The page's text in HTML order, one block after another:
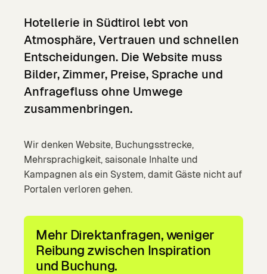
Hotellerie in Südtirol lebt von
Atmosphäre, Vertrauen und schnellen
Entscheidungen. Die Website muss
Bilder, Zimmer, Preise, Sprache und
Anfragefluss ohne Umwege
zusammenbringen.
Wir denken Website, Buchungsstrecke,
Mehrsprachigkeit, saisonale Inhalte und
Kampagnen als ein System, damit Gäste nicht auf
Portalen verloren gehen.
Mehr Direktanfragen, weniger
Reibung zwischen Inspiration
und Buchung.